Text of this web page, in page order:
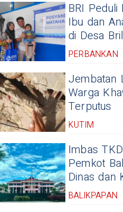
BRI Peduli
Ibu dan
di Desa
PERBANKAN
Jembatan
Warga
Terputus
KUTIM
Imbas
Pemkot
Dinas dan
BALIKPAPAN